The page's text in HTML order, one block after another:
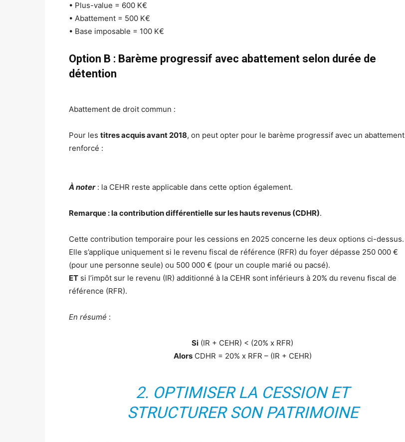
• Plus-value = 600 K€
• Abattement = 500 K€
• Base imposable = 100 K€
Option B : Barème progressif avec abattement selon durée de
détention
Abattement de droit commun :
Pour les titres acquis avant 2018, on peut opter pour le barème progressif avec un abattement
renforcé :
À noter: la CEHR reste applicable dans cette option également.
Remarque : la contribution différentielle sur les hauts revenus (CDHR).
Cette contribution temporaire pour les cessions en 2025 concerne les deux options ci-dessus.
Elle s’applique uniquement si le revenu fiscal de référence (RFR) du foyer dépasse 250 000 €
(pour une personne seule) ou 500 000 € (pour un couple marié ou pacsé).
ET si l’impôt sur le revenu (IR) additionné à la CEHR sont inférieurs à 20% du revenu fiscal de
référence (RFR).
En résumé :
Si (IR + CEHR) < (20% x RFR)
AlorsCDHR = 20% x RFR – (IR + CEHR)
2. OPTIMISER LA CESSION ET
STRUCTURER SON PATRIMOINE